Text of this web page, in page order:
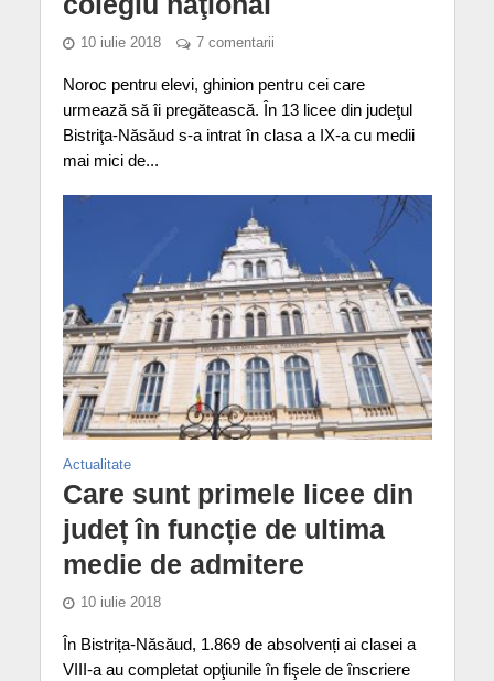
10 iulie 2018 7 comentarii
Noroc pentru elevi, ghinion pentru cei care
urmează să îi pregătească. În 13 licee din judeţul
Bistriţa-Năsăud s-a intrat în clasa a IX-a cu medii
mai mici de...
Actualitate
Care sunt primele licee din
județ în funcție de ultima
medie de admitere
10 iulie 2018
În Bistrița-Năsăud, 1.869 de absolvenți ai clasei a
VIII-a au completat opţiunile în fişele de înscriere